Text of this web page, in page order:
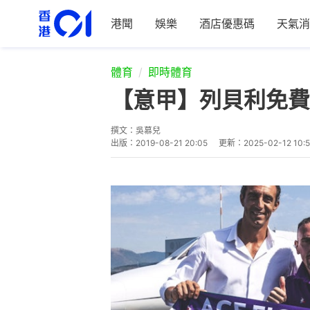
港聞 娛樂 酒店優惠碼 天氣
體育 即時體育
【意甲】列貝利
撰文： 吳慕兒
出版： 2019-08-21 20:05 更新： 2025-02-12